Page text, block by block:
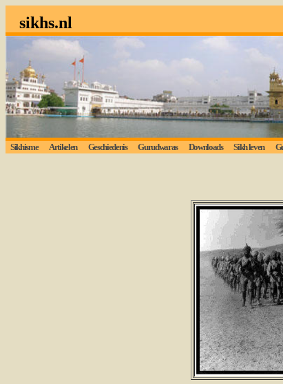
sikhs.nl
Sikhisme Artikelen Geschiedenis Gurudwaras Downloads Sikh leven